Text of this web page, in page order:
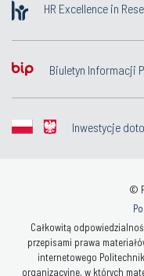
HR Excellence in
Biuletyn Informacji
Inwestycje
©
Całkowitą
przepisami prawa
internetowego
organizacyjne, w których